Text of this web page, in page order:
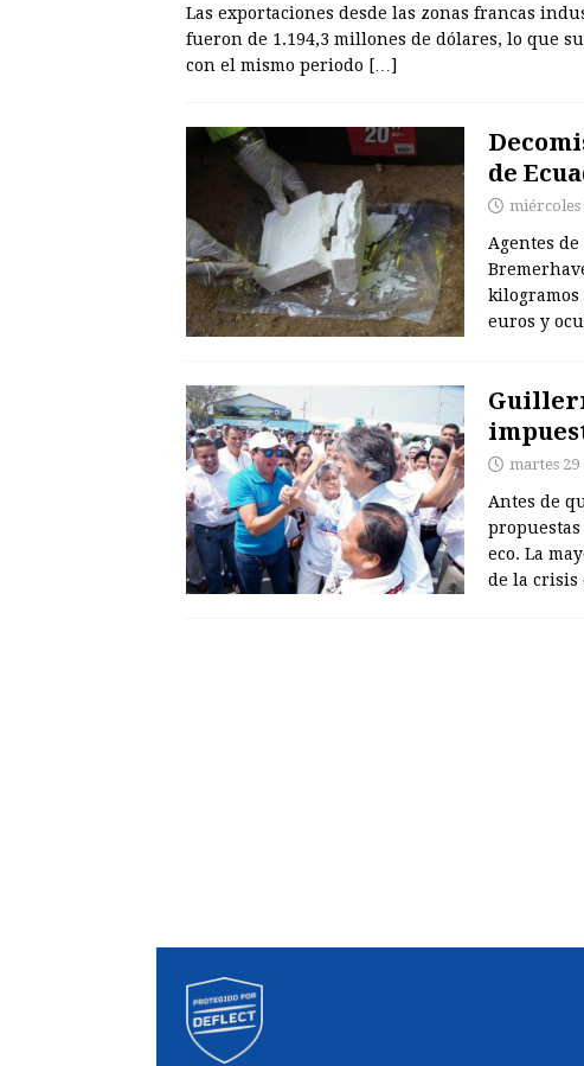
Las exportaciones desde las zonas francas
fueron de 1.194,3 millones de dólares, lo que
con el mismo periodo […]
de
miércoles
Agentes
kilogramos
euros y
martes
Antes de
eco. La
de la crisis